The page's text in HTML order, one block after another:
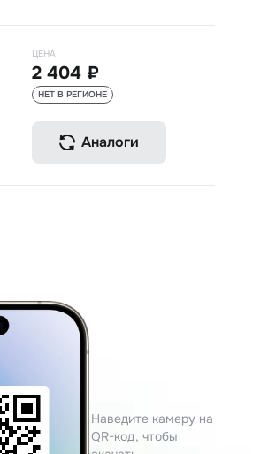
ЦЕНА
2 404 ₽
НЕТ В РЕГИОНЕ
Аналоги
Наведите камеру на
QR-код, чтобы